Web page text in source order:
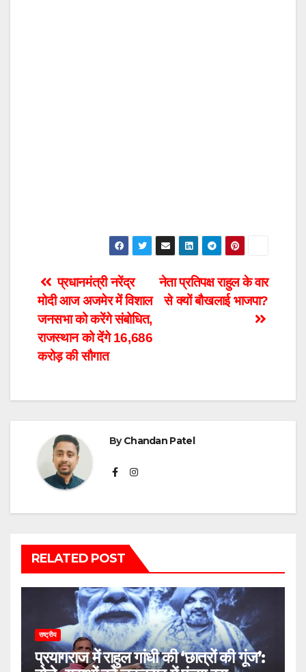
Post
navigation
नेता प्रतिपक्ष राहुल के वार
से क्यों बौखलाई भाजपा?
प्रधानमंत्री नरेंद्र
मोदी आज अजमेर में विशाल
जनसभा को करेंगे संबोधित,
राजस्थान को देंगे 16,686
करोड़ की सौगात
ByChandan Patel
RELATED POST
राष्ट्रीय
प्रयागराज में राहुल गांधी की ‘छात्रों की गूंज’: